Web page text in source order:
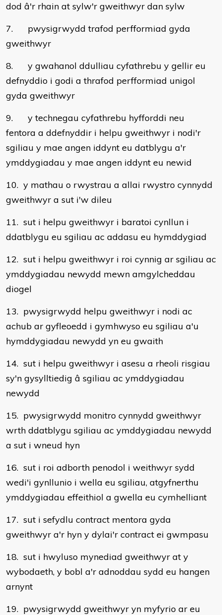
dod â'r rhain at sylw'r gweithwyr dan sylw
7. pwysigrwydd trafod perfformiad gyda
gweithwyr
8. y gwahanol ddulliau cyfathrebu y gellir eu
defnyddio i godi a thrafod perfformiad unigol
gyda gweithwyr
9. y technegau cyfathrebu hyfforddi neu
fentora a ddefnyddir i helpu gweithwyr i nodi'r
sgiliau y mae angen iddynt eu datblygu a'r
ymddygiadau y mae angen iddynt eu newid
10. y mathau o rwystrau a allai rwystro cynnydd
gweithwyr a sut i'w dileu
11. sut i helpu gweithwyr i baratoi cynllun i
ddatblygu eu sgiliau ac addasu eu hymddygiad
12. sut i helpu gweithwyr i roi cynnig ar sgiliau ac
ymddygiadau newydd mewn amgylcheddau
diogel
13. pwysigrwydd helpu gweithwyr i nodi ac
achub ar gyfleoedd i gymhwyso eu sgiliau a'u
hymddygiadau newydd yn eu gwaith
14. sut i helpu gweithwyr i asesu a rheoli risgiau
sy'n gysylltiedig â sgiliau ac ymddygiadau
newydd
15. pwysigrwydd monitro cynnydd gweithwyr
wrth ddatblygu sgiliau ac ymddygiadau newydd
a sut i wneud hyn
16. sut i roi adborth penodol i weithwyr sydd
wedi'i gynllunio i wella eu sgiliau, atgyfnerthu
ymddygiadau effeithiol a gwella eu cymhelliant
17. sut i sefydlu contract mentora gyda
gweithwyr a'r hyn y dylai'r contract ei gwmpasu
18. sut i hwyluso mynediad gweithwyr at y
wybodaeth, y bobl a'r adnoddau sydd eu hangen
arnynt
19. pwysigrwydd gweithwyr yn myfyrio ar eu